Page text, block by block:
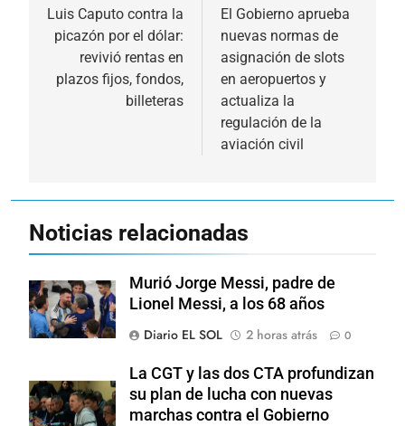
de
entradas
Luis Caputo contra la
picazón por el dólar:
revivió rentas en
plazos fijos, fondos,
billeteras
El Gobierno aprueba
nuevas normas de
asignación de slots
en aeropuertos y
actualiza la
regulación de la
aviación civil
Noticias relacionadas
Murió Jorge Messi, padre de
Lionel Messi, a los 68 años
Diario EL SOL
2 horas atrás 0
La CGT y las dos CTA profundizan
su plan de lucha con nuevas
marchas contra el Gobierno